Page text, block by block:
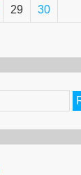
29 30